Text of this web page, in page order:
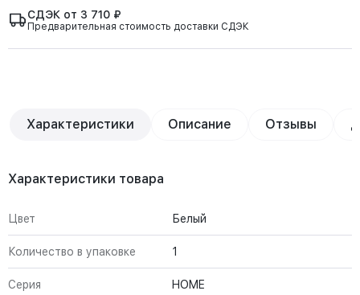
СДЭК от 3 710 ₽
Предварительная стоимость доставки СДЭК
Характеристики Описание Отзывы
Характеристики товара
Цвет Белый
Количество в упаковке 1
Серия HOME